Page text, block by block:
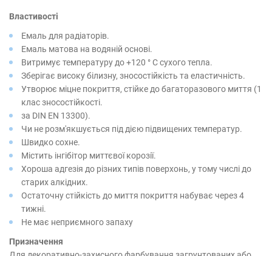
Властивості
Емаль для радіаторів.
Емаль матова на водяній основі.
Витримує температуру до +120 ° С сухого тепла.
Зберігає високу білизну, зносостійкість та еластичність.
Утворює міцне покриття, стійке до багаторазового миття (1
клас зносостійкості.
за DIN EN 13300).
Чи не розм'якшується під дією підвищених температур.
Швидко сохне.
Містить інгібітор миттєвої корозії.
Хороша адгезія до різних типів поверхонь, у тому числі до
старих алкідних.
Остаточну стійкість до миття покриття набуває через 4
тижні.
Не має неприємного запаху
Призначення